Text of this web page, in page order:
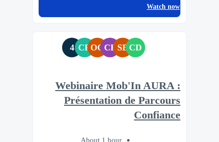
Watch now
CD
SB
CB
OO
CR
4
Webinaire Mob'In AURA :
Présentation de Parcours
Confiance
About 1 hour